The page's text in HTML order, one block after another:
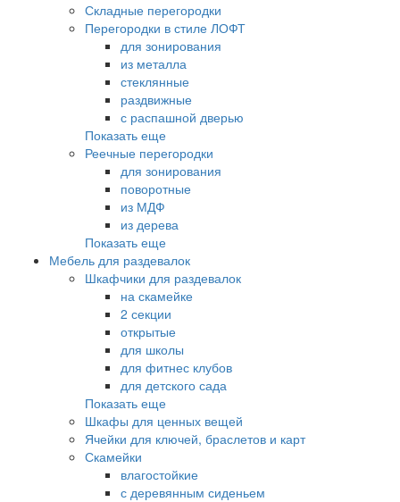
Складные перегородки
Перегородки в стиле ЛОФТ
для зонирования
из металла
стеклянные
раздвижные
с распашной дверью
Показать еще
Реечные перегородки
для зонирования
поворотные
из МДФ
из дерева
Показать еще
Мебель для раздевалок
Шкафчики для раздевалок
на скамейке
2 секции
открытые
для школы
для фитнес клубов
для детского сада
Показать еще
Шкафы для ценных вещей
Ячейки для ключей, браслетов и карт
Скамейки
влагостойкие
с деревянным сиденьем